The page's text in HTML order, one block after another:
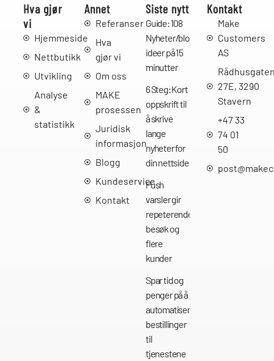
Hva gjør
vi
Hjemmeside
Nettbutikk
Utvikling
Analyse
&
statistikk
Annet
Referanser
Hva
gjør vi
Om oss
MAKE
prosessen
Juridisk
informasjon
Blogg
Kundeservice
Kontakt
Siste nytt
Guide: 108
Nyheter/bloggpost
ideer på 15
minutter
6 Steg: Kort
oppskrift til
å skrive
lange
nyheter for
din nettside
Push
varsler gir
repeterende
besøk og
flere
kunder
Spar tid og
penger på å
automatisere
bestillinger
til
tjenestene
Kontakt
Make
Customers
AS
27E, 3290
Stavern
+47 33
74 01
50